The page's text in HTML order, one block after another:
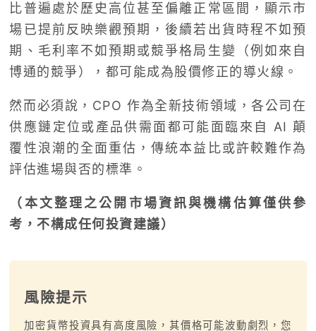
比普遍處於歷史高位甚至偏離正常區間，顯示市
場已提前反映樂觀預期，後續若出貨時程不如預
期、毛利率不如預期或競爭格局生變（例如來自
博通的競爭），都可能成為股價修正的導火線。
然而必須說，CPO 作為全新技術領域，各公司在
供應鏈定位或產品供需面都可能面臨來自 AI 顛
覆性浪潮的全面重估，傳統本益比或許較難作為
評估進場與否的標準。
（本文整理之公開市場資訊與機構估算僅供參
考，不構成任何投資建議）
風險提示
加密貨幣投資具有高度風險，其價格可能波動劇烈，您